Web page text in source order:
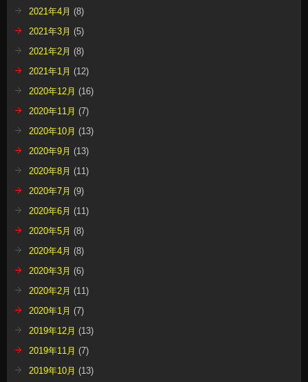
2021年4月 (8)
2021年3月 (5)
2021年2月 (8)
2021年1月 (12)
2020年12月 (16)
2020年11月 (7)
2020年10月 (13)
2020年9月 (13)
2020年8月 (11)
2020年7月 (9)
2020年6月 (11)
2020年5月 (8)
2020年4月 (8)
2020年3月 (6)
2020年2月 (11)
2020年1月 (7)
2019年12月 (13)
2019年11月 (7)
2019年10月 (13)